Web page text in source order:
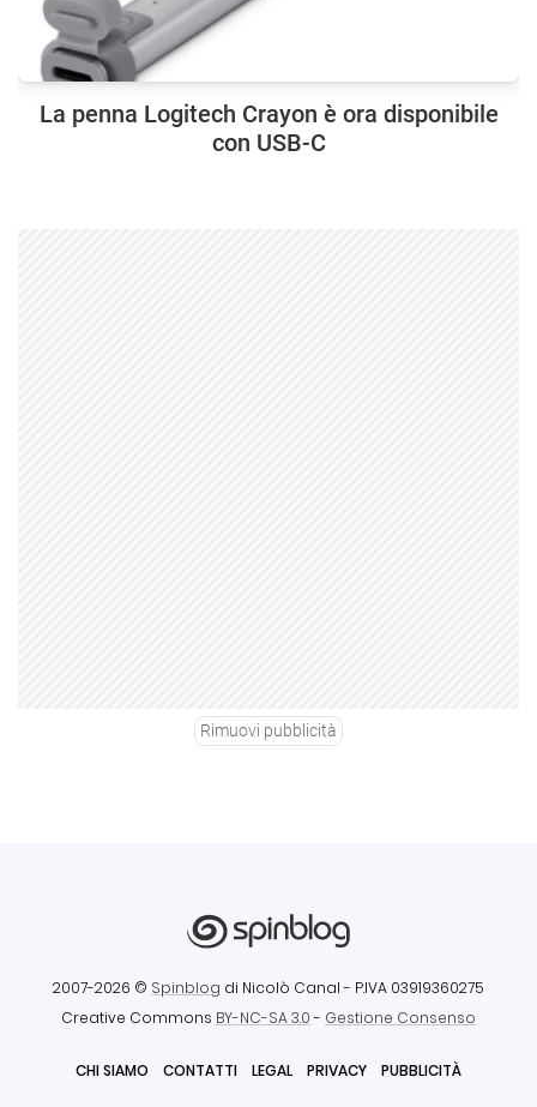
La penna Logitech Crayon è ora disponibile
con USB-C
Rimuovi pubblicità
2007-2026 © Spinblog di Nicolò Canal - P.IVA 03919360275
Creative Commons BY-NC-SA 3.0- Gestione Consenso
CHI SIAMO CONTATTI LEGAL PRIVACY PUBBLICITÀ